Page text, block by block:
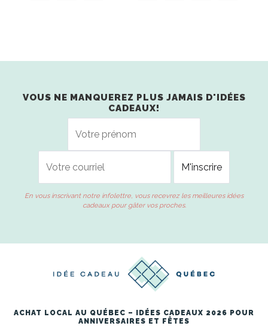
VOUS NE MANQUEREZ PLUS JAMAIS D'IDÉES
CADEAUX!
En vous inscrivant notre infolettre, vous recevrez les meilleures idées
cadeaux pour gâter vos proches.
ACHAT LOCAL AU QUÉBEC – IDÉES CADEAUX 2026 POUR
ANNIVERSAIRES ET FÊTES